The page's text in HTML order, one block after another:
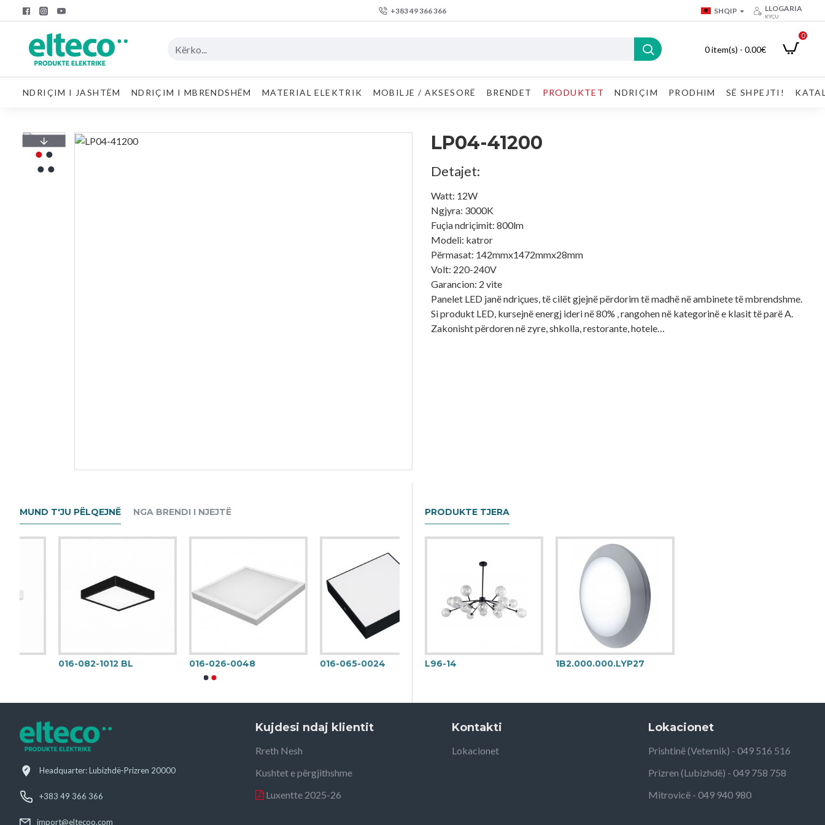
+383 49 366 366 SHQIP LLOGARIA
KYÇU
0 item(s) - 0.00€
0
NDRIÇIM I JASHTËM NDRIÇIM I MBRENDSHËM MATERIAL ELEKTRIK MOBILJE / AKSESORË BRENDET PRODUKTET NDRIÇIM PRODHIM SË SHPEJTI!
LP04-41200
Detajet:
Watt: 12W
Ngjyra: 3000K
Fuçia ndriçimit: 800lm
Modeli: katror
Përmasat: 142mmx1472mmx28mm
Volt: 220-240V
Garancion: 2 vite
Panelet LED janë ndriçues, të cilët gjejnë përdorim të madhë në ambinete të mbrendshme.
Si produkt LED, kursejnë energj ideri në 80% , rangohen në kategorinë e klasit të parë A.
Zakonisht përdoren në zyre, shkolla, restorante, hotele…
MUND T'JU PËLQEJNË NGA BRENDI I NJEJTË
016-082-1012 BL 016-026-0048 016-065-0024
PRODUKTE TJERA
L96-14 1B2.000.000.LYP27
Headquarter: Lubizhdë-Prizren 20000
+383 49 366 366
import@eltecoo.com
Kujdesi ndaj klientit
Rreth Nesh
Kushtet e përgjithshme
Luxentte 2025-26
Kontakti
Lokacionet
Lokacionet
Prishtinë (Veternik) - 049 516 516
Prizren (Lubizhdë) - 049 758 758
Mitrovicë - 049 940 980